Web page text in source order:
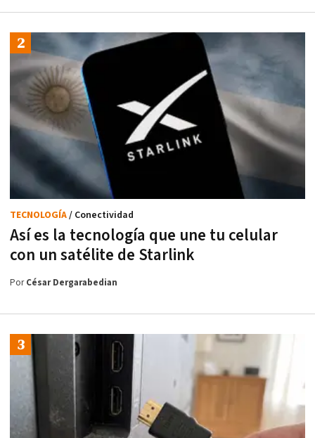
Así es la tecnología que une tu celular
con un satélite de Starlink
TECNOLOGÍA/ Conectividad
PorCésar Dergarabedian